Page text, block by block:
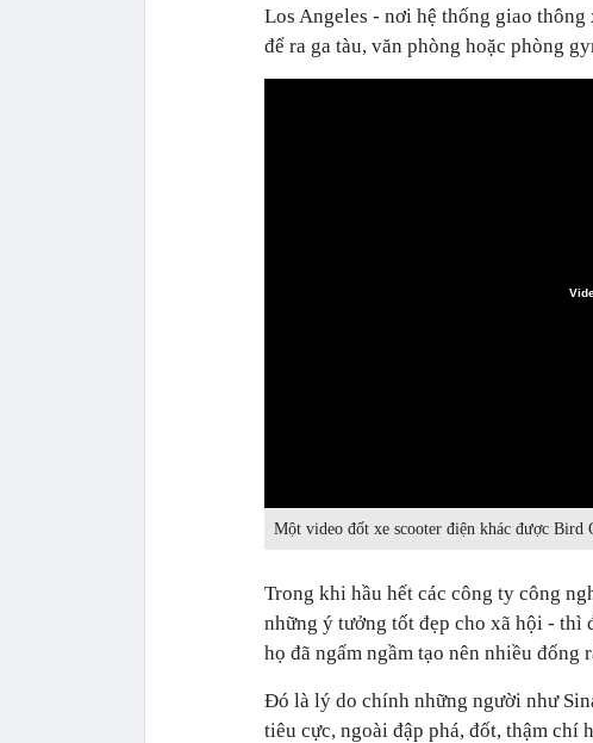
Los Angeles - nơi hệ thống giao
để ra ga tàu, văn phòng hoặc phòng
Một video đốt xe scooter điện khác được Bird
Trong khi hầu hết các công ty công
những ý tưởng tốt đẹp cho xã hội - thì
họ đã ngấm ngầm tạo nên nhiều đống
Đó là lý do chính những người như
tiêu cực, ngoài đập phá, đốt, thậm chí